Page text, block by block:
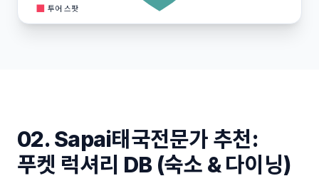
투어 스팟
02. Sapai태국전문가 추천:
푸켓 럭셔리 DB (숙소 & 다이닝)